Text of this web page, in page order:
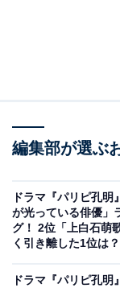
A post shared by
2位には、上白石
出しのシンガー
（EIKO）役を演
編集部が選ぶ
ドラマ『パリピ孔明
が光っている俳優」
グ！ 2位「上白石萌
く引き離した1位は？
ドラマ『パリピ孔明